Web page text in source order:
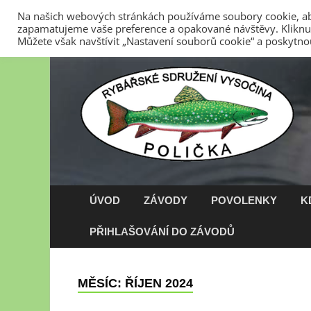
6. 8. 2026 Stanovy RS Vysočina z.s. Kontakty
ÚVOD ZÁVODY POVOLENKY
PŘIHLAŠOVÁNÍ DO ZÁVODŮ
MĚSÍC: ŘÍJEN 2024
Na našich webových stránkách používáme soubory cookie,
zapamatujeme vaše preference a opakované návštěvy.
Můžete však navštívit „Nastavení souborů cookie“ a